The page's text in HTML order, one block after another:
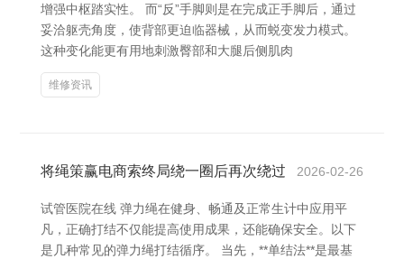
增强中枢踏实性。 而“反”手脚则是在完成正手脚后，通过
妥洽躯壳角度，使背部更迫临器械，从而蜕变发力模式。
这种变化能更有用地刺激臀部和大腿后侧肌肉
维修资讯
将绳策赢电商索终局绕一圈后再次绕过 2026-02-26
试管医院在线 弹力绳在健身、畅通及正常生计中应用平
凡，正确打结不仅能提高使用成果，还能确保安全。以下
是几种常见的弹力绳打结循序。 当先，**单结法**是最基